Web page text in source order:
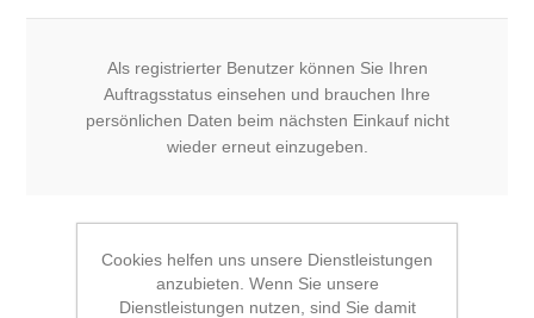
Als registrierter Benutzer können Sie Ihren
Auftragsstatus einsehen und brauchen Ihre
persönlichen Daten beim nächsten Einkauf nicht
wieder erneut einzugeben.
Cookies helfen uns unsere Dienstleistungen
anzubieten. Wenn Sie unsere
Dienstleistungen nutzen, sind Sie damit